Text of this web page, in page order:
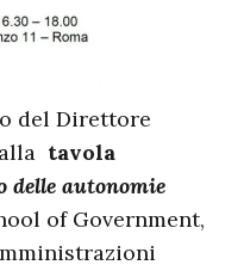
del Direttore
tavola
delle autonomie
of Government,